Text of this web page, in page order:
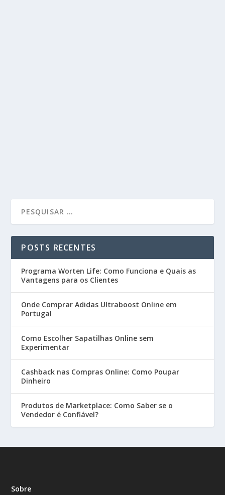
POSTS RECENTES
Programa Worten Life: Como Funciona e Quais as
Vantagens para os Clientes
Onde Comprar Adidas Ultraboost Online em
Portugal
Como Escolher Sapatilhas Online sem
Experimentar
Cashback nas Compras Online: Como Poupar
Dinheiro
Produtos de Marketplace: Como Saber se o
Vendedor é Confiável?
Sobre